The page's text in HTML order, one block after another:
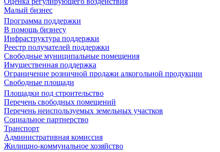
Малый бизнес
Программа поддержки
В помощь бизнесу
Инфраструктура поддержки
Реестр получателей поддержки
Свободные муниципальные помещения
Имущественная поддержка
Ограничение розничной продажи алкогольной продукции
Свободные площади
Площадки под строительство
Перечень свободных помещений
Перечень неиспользуемых земельных участков
Социальное партнерство
Транспорт
Административная комиссия
Жилищно-коммунальное хозяйство